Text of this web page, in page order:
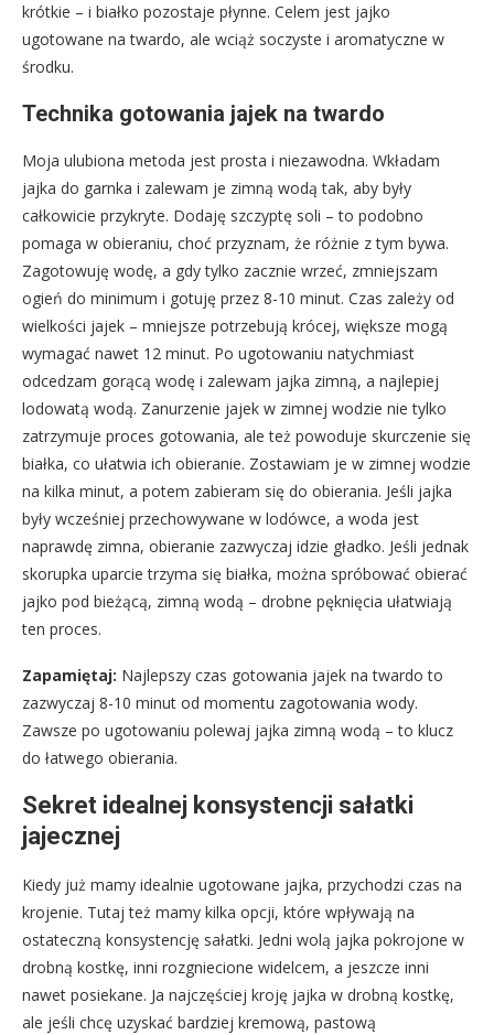
krótkie – i białko pozostaje płynne. Celem jest jajko
ugotowane na twardo, ale wciąż soczyste i aromatyczne w
środku.
Technika gotowania jajek na twardo
Moja ulubiona metoda jest prosta i niezawodna. Wkładam
jajka do garnka i zalewam je zimną wodą tak, aby były
całkowicie przykryte. Dodaję szczyptę soli – to podobno
pomaga w obieraniu, choć przyznam, że różnie z tym bywa.
Zagotowuję wodę, a gdy tylko zacznie wrzeć, zmniejszam
ogień do minimum i gotuję przez 8-10 minut. Czas zależy od
wielkości jajek – mniejsze potrzebują krócej, większe mogą
wymagać nawet 12 minut. Po ugotowaniu natychmiast
odcedzam gorącą wodę i zalewam jajka zimną, a najlepiej
lodowatą wodą. Zanurzenie jajek w zimnej wodzie nie tylko
zatrzymuje proces gotowania, ale też powoduje skurczenie się
białka, co ułatwia ich obieranie. Zostawiam je w zimnej wodzie
na kilka minut, a potem zabieram się do obierania. Jeśli jajka
były wcześniej przechowywane w lodówce, a woda jest
naprawdę zimna, obieranie zazwyczaj idzie gładko. Jeśli jednak
skorupka uparcie trzyma się białka, można spróbować obierać
jajko pod bieżącą, zimną wodą – drobne pęknięcia ułatwiają
ten proces.
Zapamiętaj: Najlepszy czas gotowania jajek na twardo to
zazwyczaj 8-10 minut od momentu zagotowania wody.
Zawsze po ugotowaniu polewaj jajka zimną wodą – to klucz
do łatwego obierania.
Sekret idealnej konsystencji sałatki
jajecznej
Kiedy już mamy idealnie ugotowane jajka, przychodzi czas na
krojenie. Tutaj też mamy kilka opcji, które wpływają na
ostateczną konsystencję sałatki. Jedni wolą jajka pokrojone w
drobną kostkę, inni rozgniecione widelcem, a jeszcze inni
nawet posiekane. Ja najczęściej kroję jajka w drobną kostkę,
ale jeśli chcę uzyskać bardziej kremową, pastową